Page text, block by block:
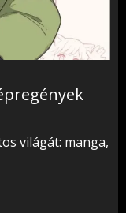
világát: manga,